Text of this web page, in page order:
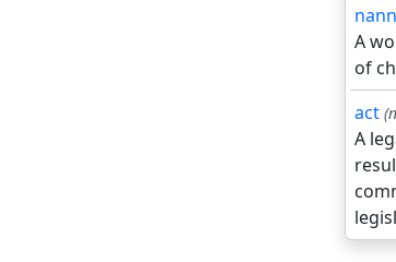
A
of
act
A